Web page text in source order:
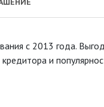
с 2013 года.
и